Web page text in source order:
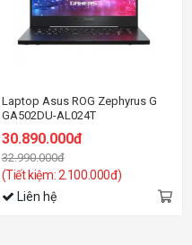
Laptop Asus ROG Zephyrus G
GA502DU-AL024T
30.890.000đ
32.990.000đ
(Tiết kiệm: 2.100.000đ)
Liên hệ